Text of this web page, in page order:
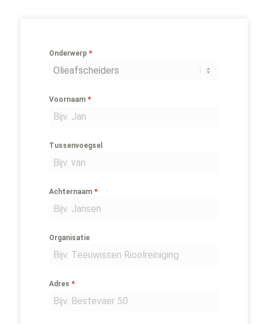
Onderwerp *
Voornaam *
Tussenvoegsel
Achternaam *
Organisatie
Adres *